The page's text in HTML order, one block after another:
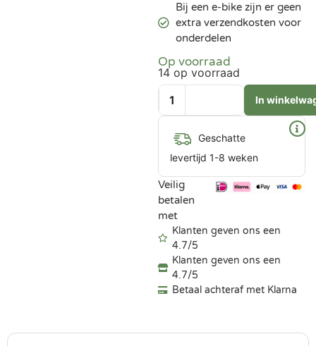
Bij een e-bike zijn er geen
extra verzendkosten voor
onderdelen
Op voorraad
14 op voorraad
In
Geschatte
levertijd 1-8 weken
Veilig
betalen
met
Klanten geven ons een
4.7/5
Klanten geven ons een
4.7/5
Betaal achteraf met Klarna